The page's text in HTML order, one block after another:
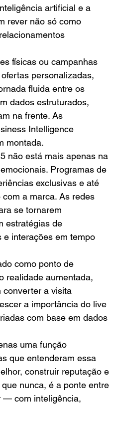
artificial e a
rever não só como
físicas ou campanhas
personalizadas,
fluida entre os
dados estruturados,
na frente. As
Intelligence
montada.
não está mais apenas na
Programas de
exclusivas e até
a marca. As redes
se tornarem
estratégias de
interações em tempo
como ponto de
realidade aumentada,
converter a visita
a importância do live
com base em dados
uma função
que entenderam essa
construir reputação e
nunca, é a ponte entre
— com inteligência,